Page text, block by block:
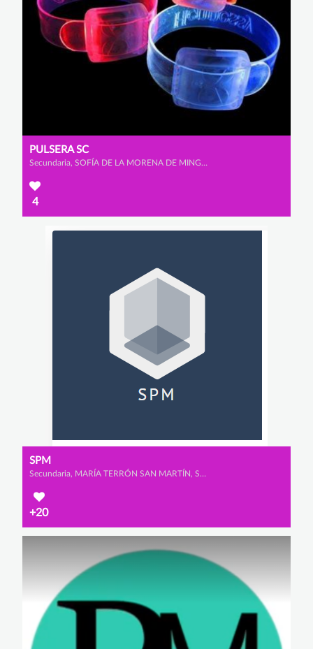
PULSERA SC
Secundaria, SOFÍA DE LA MORENA DE MINGO y CAROLINA CID PÉREZ
4
SPM
Secundaria, MARÍA TERRÓN SAN MARTÍN, SARA SAAD MARTÍN y PATRICIA RUIZ DEL PORTAL RODRÍGUEZ
+20